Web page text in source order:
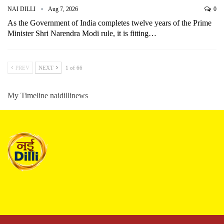
NAI DILLI Aug 7, 2026 0
As the Government of India completes twelve years of the Prime
Minister Shri Narendra Modi rule, it is fitting…
PREV NEXT 1 of 66
My Timeline naidillinews